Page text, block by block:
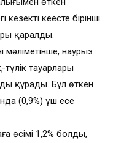
кеңесте бірінші
қаралды.
мәліметінше, наурыз
тауарлары
құрады. Бұл өткен
(0,9%) үш есе
өсімі 1,2% болды,